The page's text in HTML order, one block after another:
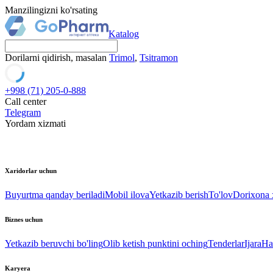
Manzilingizni ko'rsating
Katalog
Dorilarni qidirish, masalan Trimol, Tsitramon
+998 (71) 205-0-888
Call center
Telegram
Yordam xizmati
Xaridorlar uchun
Buyurtma qanday beriladiMobil ilovaYetkazib berishTo'lovDorixona
Biznes uchun
Yetkazib beruvchi bo'lingOlib ketish punktini ochingTenderlarIjara
Karyera